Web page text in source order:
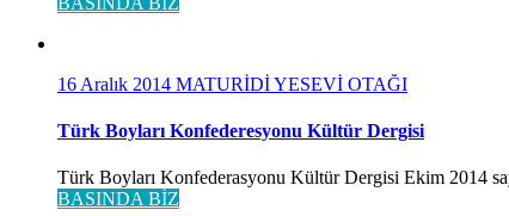
16 Aralık 2014 MATURİDİ YESEVİ OTAĞI
Türk Boyları Konfederesyonu Kültür Dergisi
Türk Boyları Konfederasyonu Kültür Dergisi Ekim 2014
BASINDA BİZ